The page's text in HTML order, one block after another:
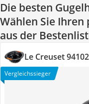
Die besten
Wählen Sie
aus der
Le Creuset
Vergleichssieger